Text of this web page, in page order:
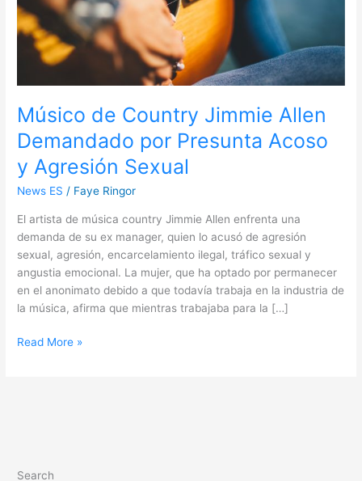
Músico de Country Jimmie Allen
Demandado por Presunta Acoso
y Agresión Sexual
News ES / Faye Ringor
El artista de música country Jimmie Allen enfrenta una
demanda de su ex manager, quien lo acusó de agresión
sexual, agresión, encarcelamiento ilegal, tráfico sexual y
angustia emocional. La mujer, que ha optado por permanecer
en el anonimato debido a que todavía trabaja en la industria de
la música, afirma que mientras trabajaba para la […]
Acoso
y
Agresión
Sexual
Read More »
Search